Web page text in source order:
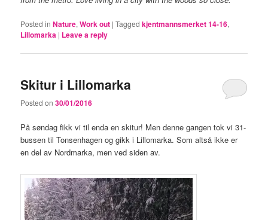
Posted in Nature,Work out |Tagged kjentmannsmerket 14-16,
Lillomarka | Leave a reply
Skitur i Lillomarka
Posted on30/01/2016
På søndag fikk vi til enda en skitur! Men denne gangen tok vi 31-
bussen til Tonsenhagen og gikk i Lillomarka. Som altså ikke er
en del av Nordmarka, men ved siden av.